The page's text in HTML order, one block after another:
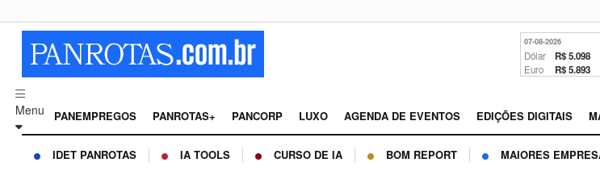
07-08-2026
Dólar R$ 5.098
Euro R$ 5.893
Menu PANEMPREGOS PANROTAS+ PANCORP LUXO AGENDA DE EVENTOS EDIÇÕES DIGITAIS
IDET PANROTAS IA TOOLS CURSO DE IA BOM REPORT MAIORES